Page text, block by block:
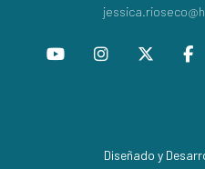
Diseñado y